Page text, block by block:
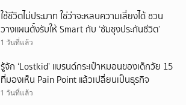
ใช้ชีวิตไม่ประมาท ใช่ว่าจะหลบความเสี่ยงได้ ชวน
วางแผนตั้งรับให้ Smart กับ ‘ซัมซุงประกันชีวิต’
1 วันที่แล้ว
รู้จัก ‘Lostkid’ แบรนด์กระเป๋าหมอนของเด็กวัย 15
ที่มองเห็น Pain Point แล้วเปลี่ยนเป็นธุรกิจ
1 วันที่แล้ว